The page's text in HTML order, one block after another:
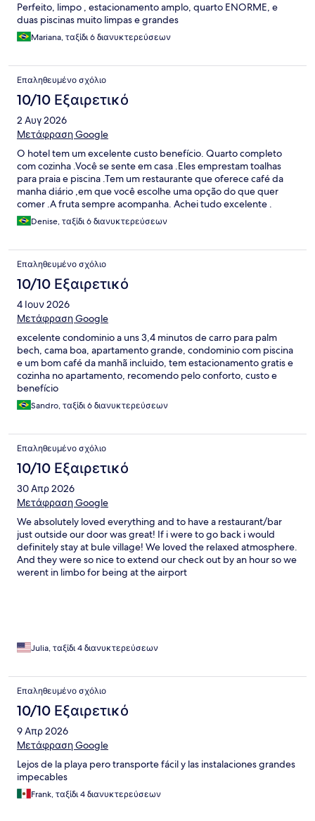
Perfeito, limpo , estacionamento amplo, quarto ENORME, e
duas piscinas muito limpas e grandes
Mariana, ταξίδι 6 διανυκτερεύσεων
Επαληθευμένο σχόλιο
10/10 Εξαιρετικό
2 Αυγ 2026
Μετάφραση Google
O hotel tem um excelente custo benefício. Quarto completo
com cozinha .Você se sente em casa .Eles emprestam toalhas
para praia e piscina .Tem um restaurante que oferece café da
manha diário ,em que você escolhe uma opção do que quer
comer .A fruta sempre acompanha. Achei tudo excelente .
Todos os funcionários são super atenciosos e solícitos. Voltaria
com certeza.
Denise, ταξίδι 6 διανυκτερεύσεων
Επαληθευμένο σχόλιο
10/10 Εξαιρετικό
4 Ιουν 2026
Μετάφραση Google
excelente condominio a uns 3,4 minutos de carro para palm
bech, cama boa, apartamento grande, condominio com piscina
e um bom café da manhã incluido, tem estacionamento gratis e
cozinha no apartamento, recomendo pelo conforto, custo e
benefício
Sandro, ταξίδι 6 διανυκτερεύσεων
Επαληθευμένο σχόλιο
10/10 Εξαιρετικό
30 Απρ 2026
Μετάφραση Google
We absolutely loved everything and to have a restaurant/bar
just outside our door was great! If i were to go back i would
definitely stay at bule village! We loved the relaxed atmosphere.
And they were so nice to extend our check out by an hour so we
werent in limbo for being at the airport
Julia, ταξίδι 4 διανυκτερεύσεων
Επαληθευμένο σχόλιο
10/10 Εξαιρετικό
9 Απρ 2026
Μετάφραση Google
Lejos de la playa pero transporte fácil y las instalaciones grandes
impecables
Frank, ταξίδι 4 διανυκτερεύσεων